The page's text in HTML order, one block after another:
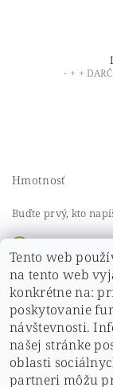
- + +
Hmotnosť
Buďte prvý, kto
Pridať
Buďte prvý, kto
Pridať
Tento web
na tento web
konkrétne na:
poskytovanie
návštevnosti.
našej stránke
oblasti
partneri môžu